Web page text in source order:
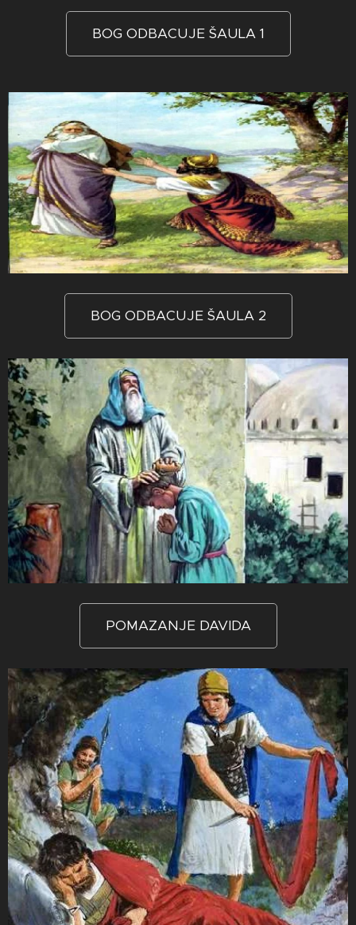
BOG ODBACUJE ŠAULA 1
BOG ODBACUJE ŠAULA 2
POMAZANJE DAVIDA